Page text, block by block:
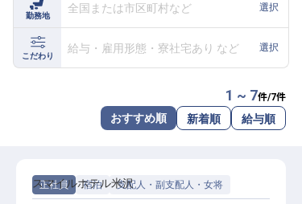
よくある質問
ホテル・宿泊業界情報コラム
転職サポートに申し込む
勤務地
全国または市区町村など 選択
こだわり
給与・雇用形態・寮社宅あり など 選択
1 ~ 7件/7件
おすすめ順 新着順 給与順
正社員 宿泊 支配人・副支配人・女将
スマイルホテル米沢